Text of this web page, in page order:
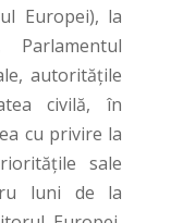
Europei), la
autoritățile
civilă, în
cu privire la
sale
luni de la